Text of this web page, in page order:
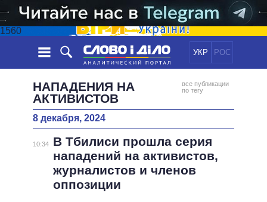
1560
УКР РОС
НОВОСТИ
ЛЕНТА
СОБЫТИЯ
СТАТЬИ
МНЕНИЯ
ОБЗОРЫ
ПОЛИТИКА
ЭКОНОМИКА
ОБЩЕСТВО
ОБЕЩАНИЯ
ПОЛИТИКИ
ВСЕ ПОЛИТИКИ
ПРЕЗИДЕНТ И ОФИС
ИНФОГРАФИКА
ВИДЕО
НАПАДЕНИЯ НА
АКТИВИСТОВ
все публикации
по тегу
8 декабря, 2024
10:34
В Тбилиси прошла серия
нападений на активистов,
журналистов и членов
оппозиции